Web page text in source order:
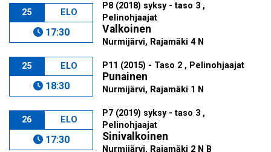
25 ELO
17:30
P8 (2018) syksy - taso 3 ,
Pelinohjaajat
Valkoinen
Nurmijärvi, Rajamäki 4 N
25 ELO
18:30
P11 (2015) - Taso 2 , Pelinohjaajat
Punainen
Nurmijärvi, Rajamäki 1 N
26 ELO
17:30
P7 (2019) syksy - taso 3 ,
Pelinohjaajat
Sinivalkoinen
Nurmijärvi, Rajamäki 2 N B